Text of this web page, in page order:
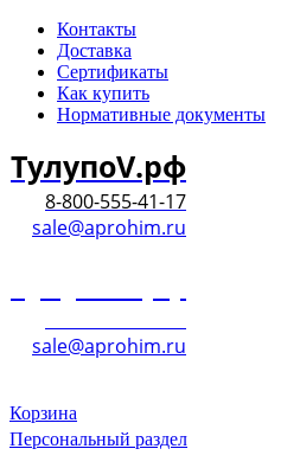
Контакты
Доставка
Сертификаты
Как купить
Нормативные документы
ТулупоV.рф
8-800-555-41-17
sale@aprohim.ru
sale@aprohim.ru
Корзина
Персональный раздел